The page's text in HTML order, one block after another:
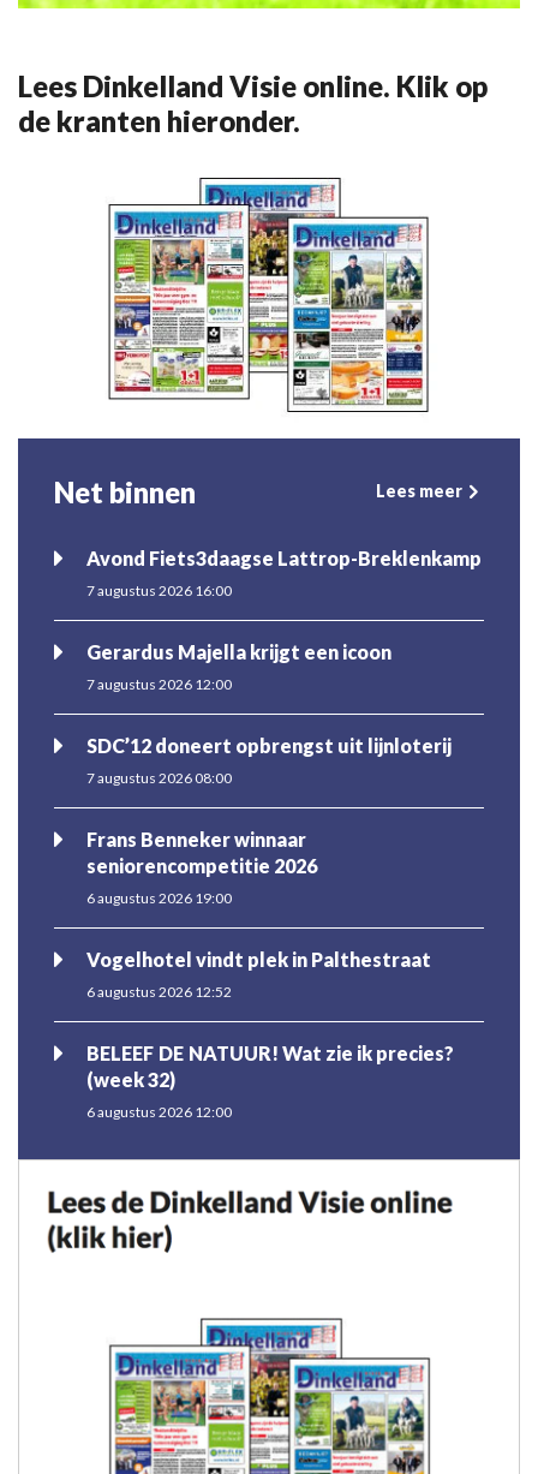
Lees Dinkelland Visie online. Klik op
de kranten hieronder.
Net binnen Lees meer
Avond Fiets3daagse Lattrop-Breklenkamp
7 augustus 2026 16:00
Gerardus Majella krijgt een icoon
7 augustus 2026 12:00
SDC’12 doneert opbrengst uit lijnloterij
7 augustus 2026 08:00
Frans Benneker winnaar
seniorencompetitie 2026
6 augustus 2026 19:00
Vogelhotel vindt plek in Palthestraat
6 augustus 2026 12:52
BELEEF DE NATUUR! Wat zie ik precies?
(week 32)
6 augustus 2026 12:00